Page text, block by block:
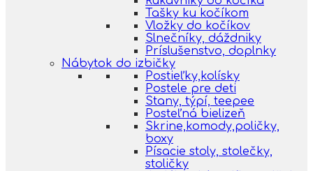
Tašky ku kočíkom
Vložky do kočíkov
Slnečníky, dáždniky
Príslušenstvo, doplnky
Nábytok do izbičky
Postieľky,kolísky
Postele pre deti
Stany, týpí, teepee
Posteľná bielizeň
Skrine,komody,poličky,
boxy
Písacie stoly, stolečky,
stoličky